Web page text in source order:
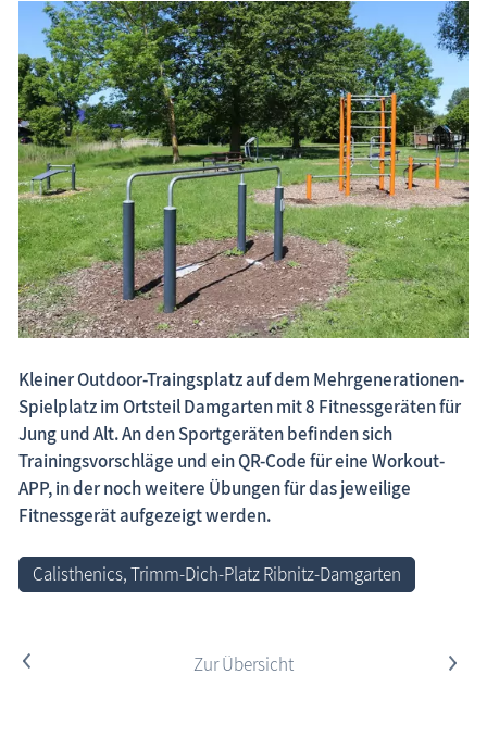
Blog
Fischland-Darß-Zingst.net: neu eingestellte Unterkünfte, neue Beiträge,
neue Bilderserien von traditionellen Festen
Kleiner Outdoor-Traingsplatz auf dem Mehrgenerationen-
Spielplatz im Ortsteil Damgarten mit 8 Fitnessgeräten für
Jung und Alt. An den Sportgeräten befinden sich
Trainingsvorschläge und ein QR-Code für eine Workout-
APP, in der noch weitere Übungen für das jeweilige
Fitnessgerät aufgezeigt werden.
Calisthenics, Trimm-Dich-Platz Ribnitz-Damgarten
< Zur Übersicht >